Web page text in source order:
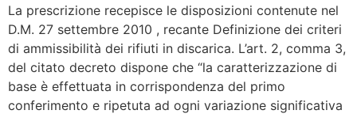
La prescrizione recepisce le disposizioni contenute nel
D.M. 27 settembre 2010 , recante Definizione dei criteri
di ammissibilità dei rifiuti in discarica. L’art. 2, comma 3,
del citato decreto dispone che “la caratterizzazione di
base è effettuata in corrispondenza del primo
conferimento e ripetuta ad ogni variazione significativa